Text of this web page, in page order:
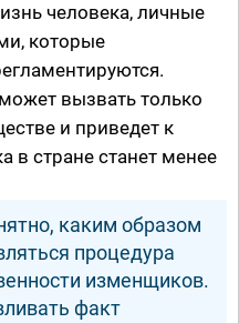
человека, личные
которые
вызвать только
и приведет к
в стране станет менее
каким образом
процедура
изменщиков.
факт